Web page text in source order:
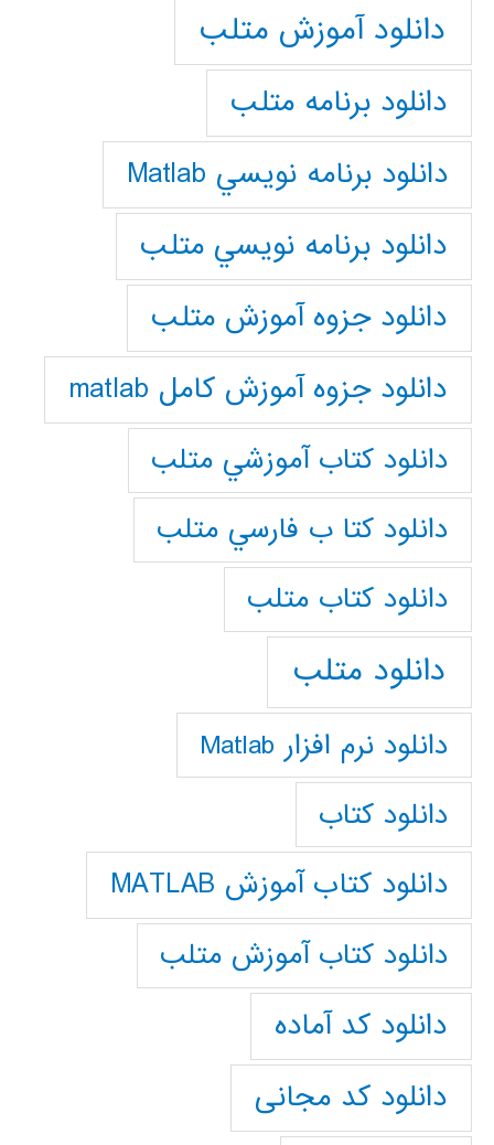
دانلود آموزش متلب
دانلود برنامه متلب
دانلود برنامه نويسي Matlab
دانلود برنامه نويسي متلب
دانلود جزوه آموزش متلب
دانلود جزوه آموزش کامل matlab
دانلود كتاب آموزشي متلب
دانلود كتا ب فارسي متلب
دانلود كتاب متلب
دانلود متلب
دانلود نرم افزار Matlab
دانلود کتاب
دانلود کتاب آموزش MATLAB
دانلود کتاب آموزش متلب
دانلود کد آماده
دانلود کد مجانی